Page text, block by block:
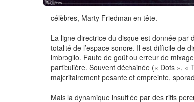
célèbres, Marty Friedman en tête.
La ligne directrice du disque est donnée par
totalité de l’espace sonore. Il est difficile de
imbroglio. Faute de goût ou erreur de
particulière. Souvent déchainée (« Dots », «
majoritairement pesante et empreinte,
Mais la dynamique insufflée par des riffs